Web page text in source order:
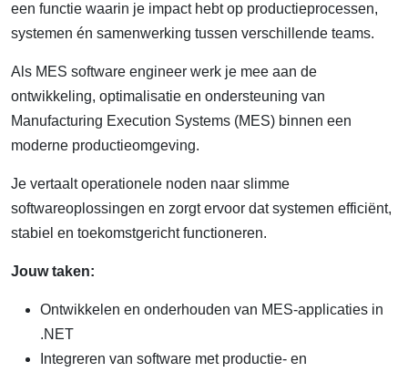
een functie waarin je impact hebt op productieprocessen,
systemen én samenwerking tussen verschillende teams.
Als MES software engineer werk je mee aan de
ontwikkeling, optimalisatie en ondersteuning van
Manufacturing Execution Systems (MES) binnen een
moderne productieomgeving.
Je vertaalt operationele noden naar slimme
softwareoplossingen en zorgt ervoor dat systemen efficiënt,
stabiel en toekomstgericht functioneren.
Jouw taken:
Ontwikkelen en onderhouden van MES-applicaties in
.NET
Integreren van software met productie- en